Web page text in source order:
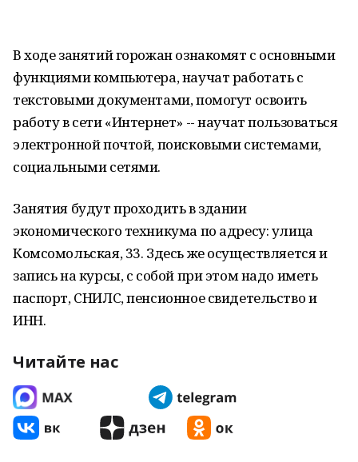
В ходе занятий горожан ознакомят с основными
функциями компьютера, научат работать с
текстовыми документами, помогут освоить
работу в сети «Интернет» -- научат пользоваться
электронной почтой, поисковыми системами,
социальными сетями.
Занятия будут проходить в здании
экономического техникума по адресу: улица
Комсомольская, 33. Здесь же осуществляется и
запись на курсы, с собой при этом надо иметь
паспорт, СНИЛС, пенсионное свидетельство и
ИНН.
Читайте нас